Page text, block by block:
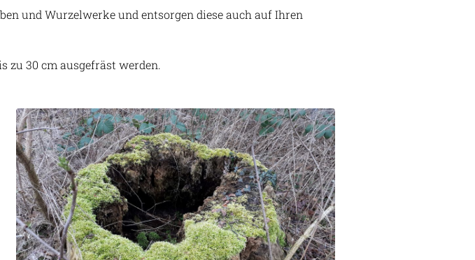
und Wurzelwerke und entsorgen diese auch auf Ihren
zu 30 cm ausgefräst werden.